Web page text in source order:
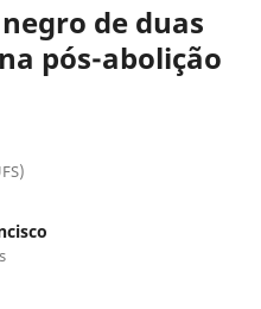
de duas
pós-abolição